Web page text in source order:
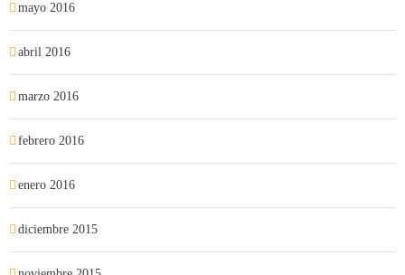
mayo 2016
abril 2016
marzo 2016
febrero 2016
enero 2016
diciembre 2015